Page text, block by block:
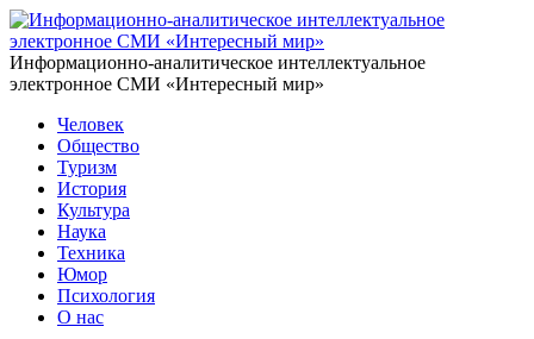
Информационно-аналитическое интеллектуальное
электронное СМИ «Интересный мир»
Человек
Общество
Туризм
История
Культура
Наука
Техника
Юмор
Психология
О нас